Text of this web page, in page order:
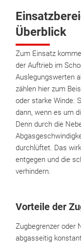
Überblick
Zum Einsatz
der Auftrieb im
Auslegungswerten
zählen hier zum
oder starke Winde.
dann, wenn es um
Denn durch die
durchlüftet. Das
entgegen und die
verhindern.
Vorteile der
Zugbegrenzer oder
abgasseitig